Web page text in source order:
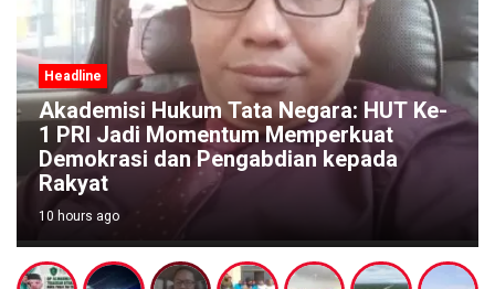
Headline
Akademisi Hukum Tata Negara: HUT Ke-
1 PRI Jadi Momentum Memperkuat
Demokrasi dan Pengabdian kepada
Rakyat
10 hours ago